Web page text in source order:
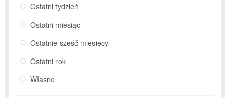
Ostatni tydzień
Ostatni miesiąc
Ostatnie sześć miesięcy
Ostatni rok
Własne